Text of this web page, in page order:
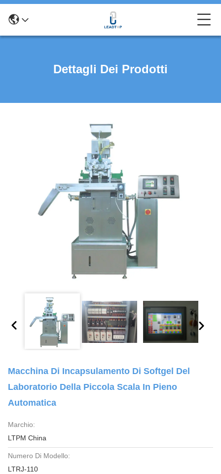
Dettagli Dei Prodotti
Macchina Di Incapsulamento Di Softgel Del
Laboratorio Della Piccola Scala In Pieno
Automatica
Marchio:
LTPM China
Numero Di Modello:
LTRJ-110